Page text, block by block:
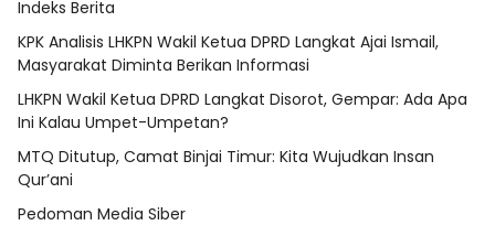
Indeks Berita
KPK Analisis LHKPN Wakil Ketua DPRD Langkat Ajai Ismail,
Masyarakat Diminta Berikan Informasi
LHKPN Wakil Ketua DPRD Langkat Disorot, Gempar: Ada Apa
Ini Kalau Umpet-Umpetan?
MTQ Ditutup, Camat Binjai Timur: Kita Wujudkan Insan
Qur’ani
Pedoman Media Siber